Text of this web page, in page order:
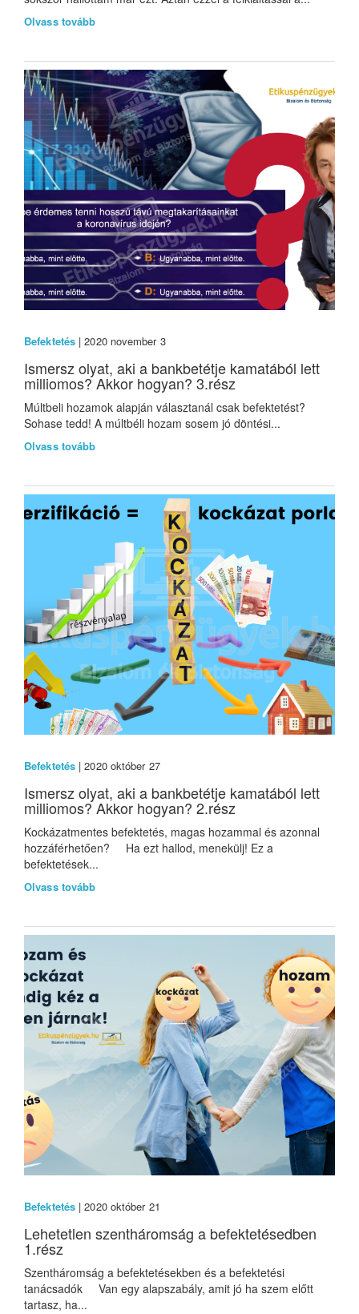
Olvass tovább
Befektetés | 2020 november 3
Ismersz olyat, aki a bankbetétje kamatából lett
milliomos? Akkor hogyan? 3.rész
Múltbeli hozamok alapján választanál csak befektetést?
Sohase tedd! A múltbéli hozam sosem jó döntési...
Olvass tovább
Befektetés | 2020 október 27
Ismersz olyat, aki a bankbetétje kamatából lett
milliomos? Akkor hogyan? 2.rész
Kockázatmentes befektetés, magas hozammal és azonnal
hozzáférhetően? Ha ezt hallod, menekülj! Ez a
befektetések...
Olvass tovább
Befektetés | 2020 október 21
Lehetetlen szentháromság a befektetésedben
1.rész
Szentháromság a befektetésekben és a befektetési
tanácsadók Van egy alapszabály, amit jó ha szem előtt
tartasz, ha...